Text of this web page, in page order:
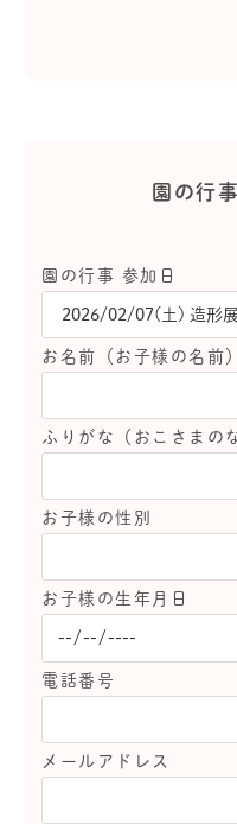
園の行
園の行事 参加日
お名前（お子様の名前）
ふりがな（おこさまの
お子様の性別
お子様の生年月日
電話番号
メールアドレス